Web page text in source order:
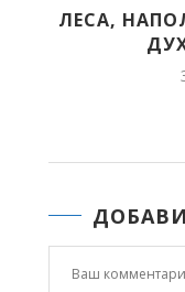
КАКИЕ